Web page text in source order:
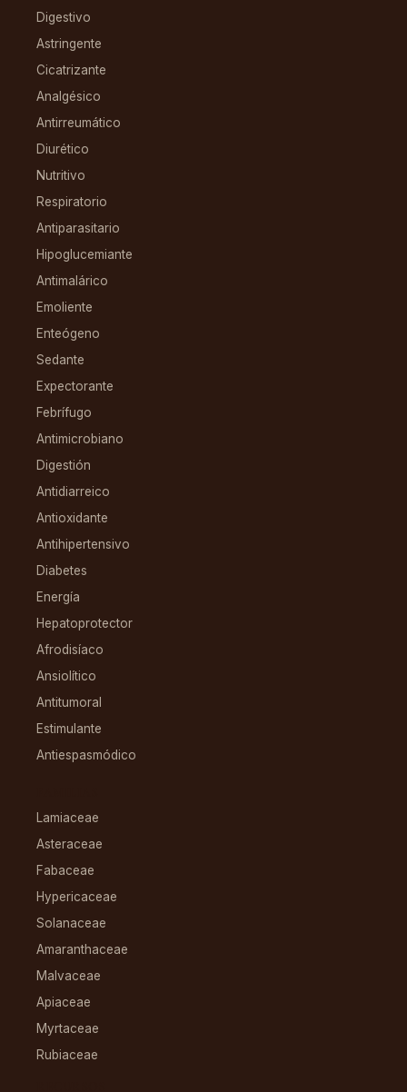
Digestivo
Astringente
Cicatrizante
Analgésico
Antirreumático
Diurético
Nutritivo
Respiratorio
Antiparasitario
Hipoglucemiante
Antimalárico
Emoliente
Enteógeno
Sedante
Expectorante
Febrífugo
Antimicrobiano
Digestión
Antidiarreico
Antioxidante
Antihipertensivo
Diabetes
Energía
Hepatoprotector
Afrodisíaco
Ansiolítico
Antitumoral
Estimulante
Antiespasmódico
Lamiaceae
Asteraceae
Fabaceae
Hypericaceae
Solanaceae
Amaranthaceae
Malvaceae
Apiaceae
Myrtaceae
Rubiaceae